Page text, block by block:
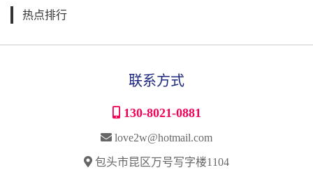
热点排行
联系方式
130-8021-0881
love2w@hotmail.com
包头市昆区万号写字楼1104